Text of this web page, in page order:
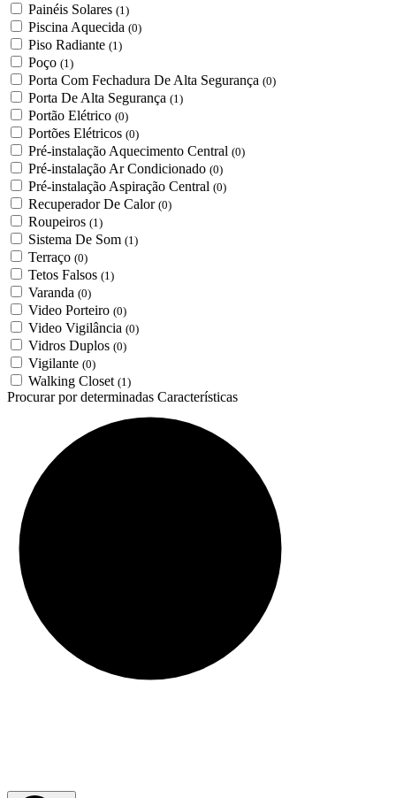
Painéis Solares (1)
Piscina Aquecida (0)
Piso Radiante (1)
Poço (1)
Porta Com Fechadura De Alta Segurança (0)
Porta De Alta Segurança (1)
Portão Elétrico (0)
Portões Elétricos (0)
Pré-instalação Aquecimento Central (0)
Pré-instalação Ar Condicionado (0)
Pré-instalação Aspiração Central (0)
Recuperador De Calor (0)
Roupeiros (1)
Sistema De Som (1)
Terraço (0)
Tetos Falsos (1)
Varanda (0)
Video Porteiro (0)
Video Vigilância (0)
Vidros Duplos (0)
Vigilante (0)
Walking Closet (1)
Procurar por determinadas Características